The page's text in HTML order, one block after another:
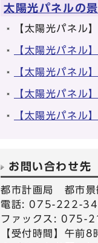
太陽光パネルの
【太陽光パネル
【太陽光パネル
【太陽光パネル
【太陽光パネル
【太陽光パネル
お問い合わせ先
都市計画局 都市
電話: 075-222-
ファックス: 075-
【受付時間】午前